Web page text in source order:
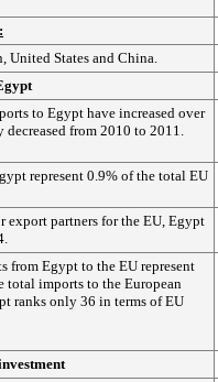
United States and China.
to Egypt have increased over
from 2010 to 2011.
represent 0.9% of the total EU
export partners for the EU, Egypt
from Egypt to the EU represent
total imports to the European
ranks only 36 in terms of EU